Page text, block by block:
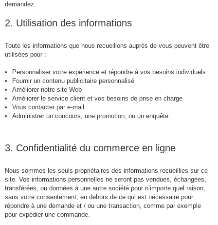
demandez.
2. Utilisation des informations
Toute les informations que nous recueillons auprès de vous peuvent être
utilisées pour :
Personnaliser votre expérience et répondre à vos besoins individuels
Fournir un contenu publicitaire personnalisé
Améliorer notre site Web
Améliorer le service client et vos besoins de prise en charge
Vous contacter par e-mail
Administrer un concours, une promotion, ou un enquête
3. Confidentialité du commerce en ligne
Nous sommes les seuls propriétaires des informations recueillies sur ce
site. Vos informations personnelles ne seront pas vendues, échangées,
transférées, ou données à une autre société pour n’importe quel raison,
sans votre consentement, en dehors de ce qui est nécessaire pour
répondre à une demande et / ou une transaction, comme par exemple
pour expédier une commande.